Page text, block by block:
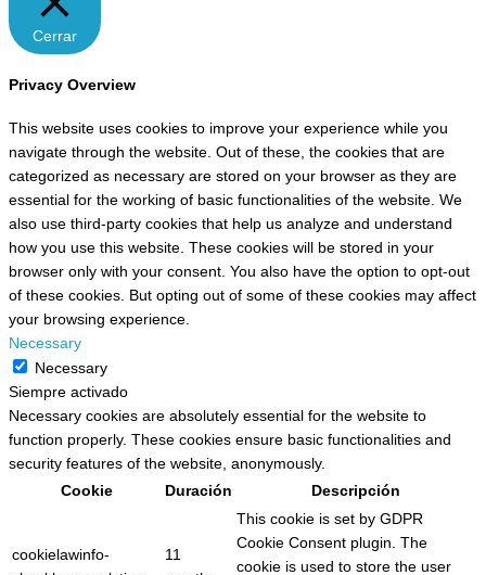
Cerrar
Privacy Overview
This website uses cookies to improve your experience while you
navigate through the website. Out of these, the cookies that are
categorized as necessary are stored on your browser as they are
essential for the working of basic functionalities of the website. We
also use third-party cookies that help us analyze and understand
how you use this website. These cookies will be stored in your
browser only with your consent. You also have the option to opt-out
of these cookies. But opting out of some of these cookies may affect
your browsing experience.
Necessary
Necessary
Siempre activado
Necessary cookies are absolutely essential for the website to
function properly. These cookies ensure basic functionalities and
security features of the website, anonymously.
Cookie
Duración Descripción
cookielawinfo-
11
This cookie is set by GDPR
Cookie Consent plugin. The
cookie is used to store the user